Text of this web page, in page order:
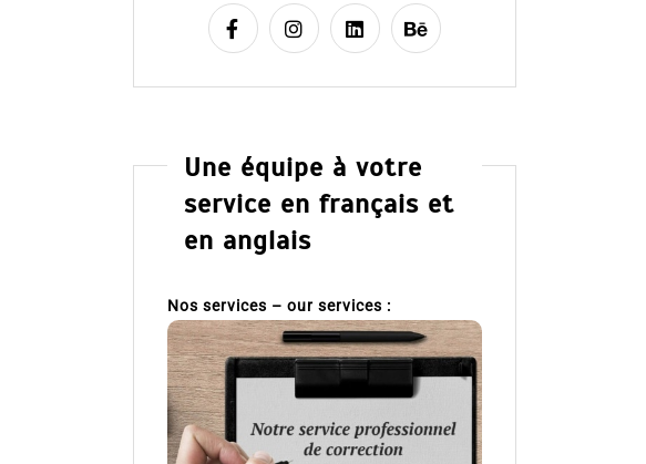
Une équipe à votre
service en français et
en anglais
Nos services – our services :